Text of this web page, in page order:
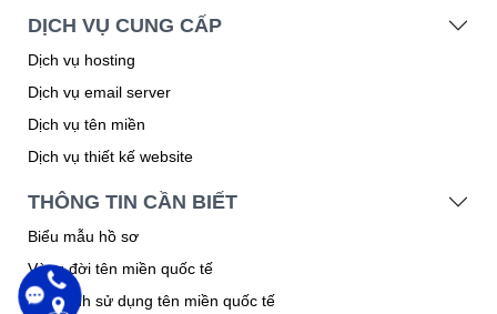
DỊCH VỤ CUNG CẤP
Dịch vụ hosting
Dịch vụ email server
Dịch vụ tên miền
Dịch vụ thiết kế website
THÔNG TIN CẦN BIẾT
Biểu mẫu hồ sơ
Vòng đời tên miền quốc tế
Quy định sử dụng tên miền quốc tế